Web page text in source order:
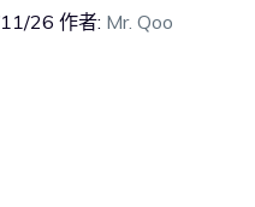
26 作者: Mr. Qoo